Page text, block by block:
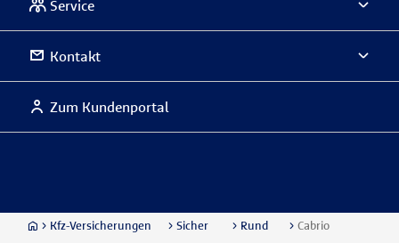
Service
Kontakt
Zum Kundenportal
Kfz-Versicherungen
Sicher
Rund
Cabrio